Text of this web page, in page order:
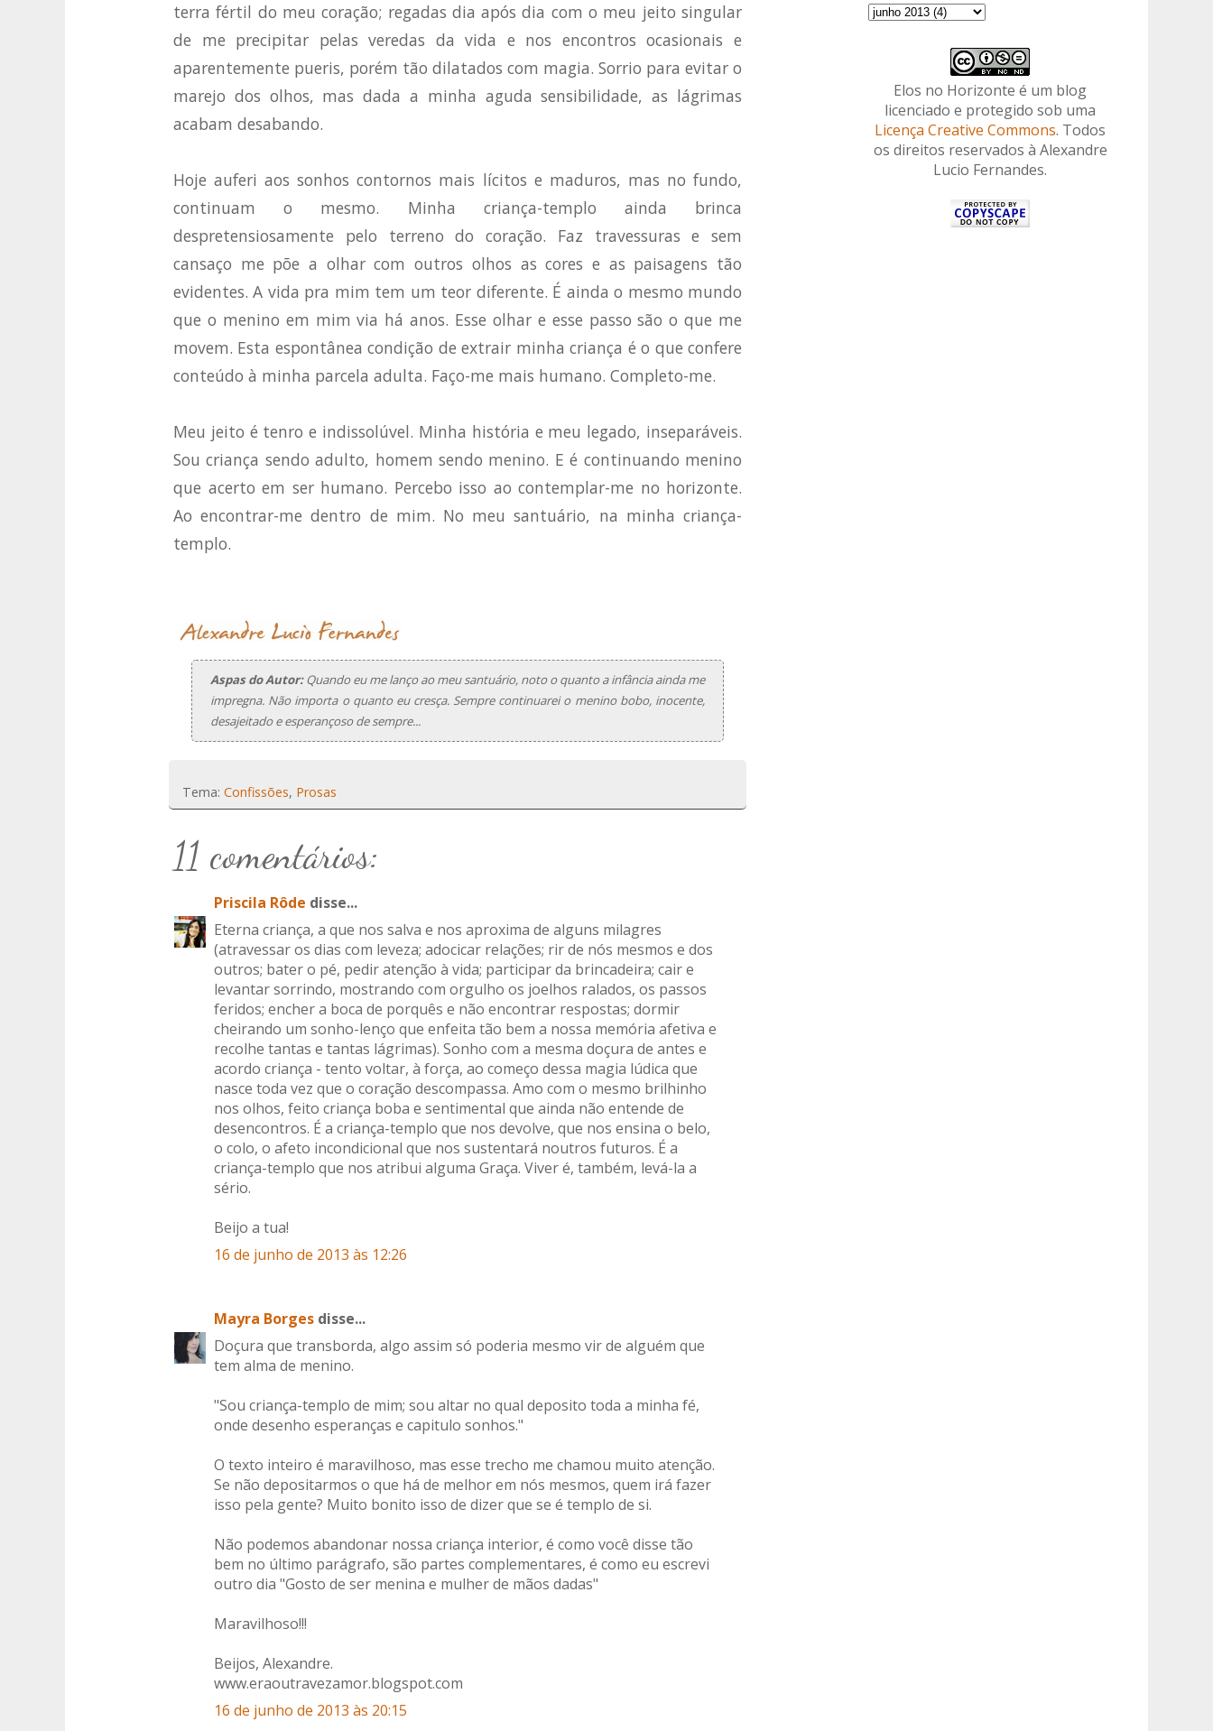
terra fértil do meu coração; regadas dia após dia com o meu jeito singular
de me precipitar pelas veredas da vida e nos encontros ocasionais e
aparentemente pueris, porém tão dilatados com magia. Sorrio para evitar o
marejo dos olhos, mas dada a minha aguda sensibilidade, as lágrimas
acabam desabando.
Hoje auferi aos sonhos contornos mais lícitos e maduros, mas no fundo,
continuam o mesmo. Minha criança-templo ainda brinca
despretensiosamente pelo terreno do coração. Faz travessuras e sem
cansaço me põe a olhar com outros olhos as cores e as paisagens tão
evidentes. A vida pra mim tem um teor diferente. É ainda o mesmo mundo
que o menino em mim via há anos. Esse olhar e esse passo são o que me
movem. Esta espontânea condição de extrair minha criança é o que confere
conteúdo à minha parcela adulta. Faço-me mais humano. Completo-me.
Meu jeito é tenro e indissolúvel. Minha história e meu legado, inseparáveis.
Sou criança sendo adulto, homem sendo menino. E é continuando menino
que acerto em ser humano. Percebo isso ao contemplar-me no horizonte.
Ao encontrar-me dentro de mim. No meu santuário, na minha criança-
templo.
Aspas do Autor:Quando eu me lanço ao meu santuário, noto o quanto a infância ainda me
impregna. Não importa o quanto eu cresça. Sempre continuarei o menino bobo, inocente,
desajeitado e esperançoso de sempre...
Tema: Confissões, Prosas
11 comentários:
Priscila Rôde disse...
Eterna criança, a que nos salva e nos aproxima de alguns milagres
(atravessar os dias com leveza; adocicar relações; rir de nós mesmos e dos
outros; bater o pé, pedir atenção à vida; participar da brincadeira; cair e
levantar sorrindo, mostrando com orgulho os joelhos ralados, os passos
feridos; encher a boca de porquês e não encontrar respostas; dormir
cheirando um sonho-lenço que enfeita tão bem a nossa memória afetiva e
recolhe tantas e tantas lágrimas). Sonho com a mesma doçura de antes e
acordo criança - tento voltar, à força, ao começo dessa magia lúdica que
nasce toda vez que o coração descompassa. Amo com o mesmo brilhinho
nos olhos, feito criança boba e sentimental que ainda não entende de
desencontros. É a criança-templo que nos devolve, que nos ensina o belo,
o colo, o afeto incondicional que nos sustentará noutros futuros. É a
criança-templo que nos atribui alguma Graça. Viver é, também, levá-la a
sério.
Beijo a tua!
16 de junho de 2013 às 12:26
Mayra Borges disse...
Doçura que transborda, algo assim só poderia mesmo vir de alguém que
tem alma de menino.
"Sou criança-templo de mim; sou altar no qual deposito toda a minha fé,
onde desenho esperanças e capitulo sonhos."
O texto inteiro é maravilhoso, mas esse trecho me chamou muito atenção.
Se não depositarmos o que há de melhor em nós mesmos, quem irá fazer
isso pela gente? Muito bonito isso de dizer que se é templo de si.
Não podemos abandonar nossa criança interior, é como você disse tão
bem no último parágrafo, são partes complementares, é como eu escrevi
outro dia "Gosto de ser menina e mulher de mãos dadas"
Maravilhoso!!!
Beijos, Alexandre.
www.eraoutravezamor.blogspot.com
16 de junho de 2013 às 20:15
Elos no Horizonte é um blog
licenciado e protegido sob uma
Licença Creative Commons. Todos
os direitos reservados à Alexandre
Lucio Fernandes.